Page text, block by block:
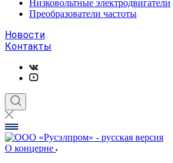
Низковольтные электродвигатели
Преобразователи частоты
Новости
Контакты
О концерне